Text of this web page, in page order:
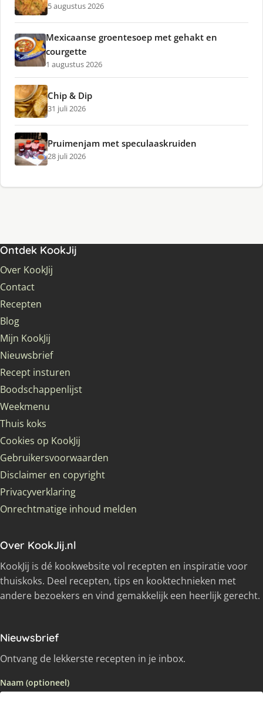
5 augustus 2026
Mexicaanse groentesoep met gehakt en
courgette
1 augustus 2026
Chip & Dip
31 juli 2026
Pruimenjam met speculaaskruiden
28 juli 2026
Ontdek KookJij
Over KookJij
Contact
Recepten
Blog
Mijn KookJij
Nieuwsbrief
Recept insturen
Boodschappenlijst
Weekmenu
Thuis koks
Cookies op KookJij
Gebruikersvoorwaarden
Disclaimer en copyright
Privacyverklaring
Onrechtmatige inhoud melden
Over KookJij.nl
KookJij is dé kookwebsite vol recepten en inspiratie voor
thuiskoks. Deel recepten, tips en kooktechnieken met
andere bezoekers en vind gemakkelijk een heerlijk gerecht.
Nieuwsbrief
Ontvang de lekkerste recepten in je inbox.
Naam (optioneel)